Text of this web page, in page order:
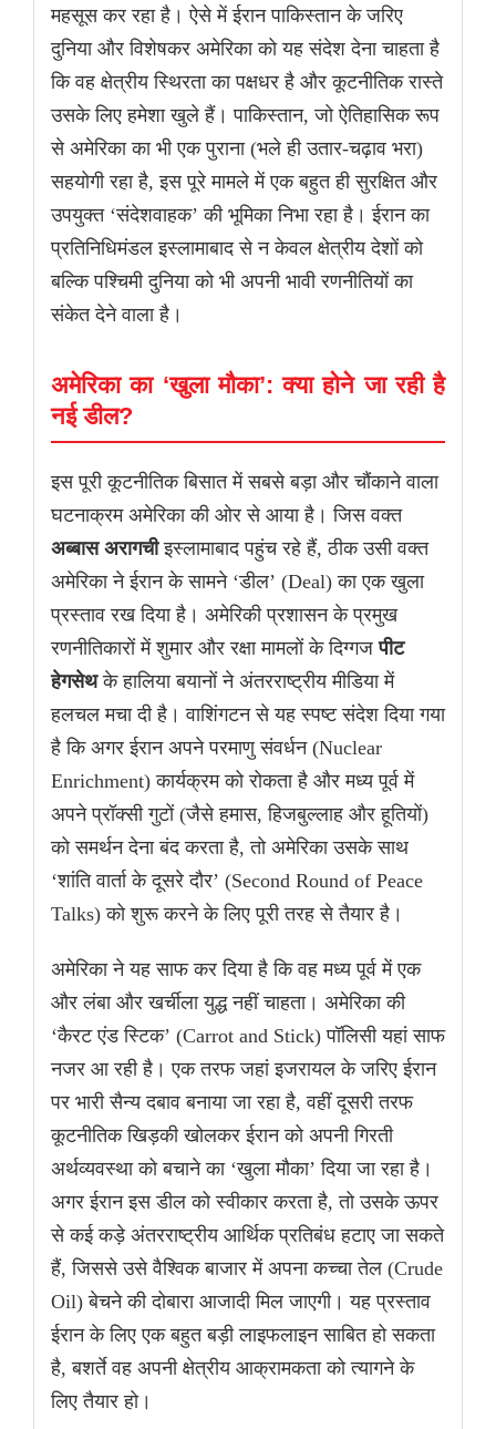
महसूस कर रहा है। ऐसे में ईरान पाकिस्तान के जरिए
दुनिया और विशेषकर अमेरिका को यह संदेश देना चाहता है
कि वह क्षेत्रीय स्थिरता का पक्षधर है और कूटनीतिक रास्ते
उसके लिए हमेशा खुले हैं। पाकिस्तान, जो ऐतिहासिक रूप
से अमेरिका का भी एक पुराना (भले ही उतार-चढ़ाव भरा)
सहयोगी रहा है, इस पूरे मामले में एक बहुत ही सुरक्षित और
उपयुक्त ‘संदेशवाहक’ की भूमिका निभा रहा है। ईरान का
प्रतिनिधिमंडल इस्लामाबाद से न केवल क्षेत्रीय देशों को
बल्कि पश्चिमी दुनिया को भी अपनी भावी रणनीतियों का
संकेत देने वाला है।
अमेरिका का ‘खुला मौका’: क्या होने जा रही है
नई डील?
इस पूरी कूटनीतिक बिसात में सबसे बड़ा और चौंकाने वाला
घटनाक्रम अमेरिका की ओर से आया है। जिस वक्त
अब्बास अरागचीइस्लामाबाद पहुंच रहे हैं, ठीक उसी वक्त
अमेरिका ने ईरान के सामने ‘डील’ (Deal) का एक खुला
प्रस्ताव रख दिया है। अमेरिकी प्रशासन के प्रमुख
रणनीतिकारों में शुमार और रक्षा मामलों के दिग्गजपीट
हेगसेथके हालिया बयानों ने अंतरराष्ट्रीय मीडिया में
हलचल मचा दी है। वाशिंगटन से यह स्पष्ट संदेश दिया गया
है कि अगर ईरान अपने परमाणु संवर्धन (Nuclear
Enrichment) कार्यक्रम को रोकता है और मध्य पूर्व में
अपने प्रॉक्सी गुटों (जैसे हमास, हिजबुल्लाह और हूतियों)
को समर्थन देना बंद करता है, तो अमेरिका उसके साथ
‘शांति वार्ता के दूसरे दौर’ (Second Round of Peace
Talks) को शुरू करने के लिए पूरी तरह से तैयार है।
अमेरिका ने यह साफ कर दिया है कि वह मध्य पूर्व में एक
और लंबा और खर्चीला युद्ध नहीं चाहता। अमेरिका की
‘कैरट एंड स्टिक’ (Carrot and Stick) पॉलिसी यहां साफ
नजर आ रही है। एक तरफ जहां इजरायल के जरिए ईरान
पर भारी सैन्य दबाव बनाया जा रहा है, वहीं दूसरी तरफ
कूटनीतिक खिड़की खोलकर ईरान को अपनी गिरती
अर्थव्यवस्था को बचाने का ‘खुला मौका’ दिया जा रहा है।
अगर ईरान इस डील को स्वीकार करता है, तो उसके ऊपर
से कई कड़े अंतरराष्ट्रीय आर्थिक प्रतिबंध हटाए जा सकते
हैं, जिससे उसे वैश्विक बाजार में अपना कच्चा तेल (Crude
Oil) बेचने की दोबारा आजादी मिल जाएगी। यह प्रस्ताव
ईरान के लिए एक बहुत बड़ी लाइफलाइन साबित हो सकता
है, बशर्ते वह अपनी क्षेत्रीय आक्रामकता को त्यागने के
लिए तैयार हो।